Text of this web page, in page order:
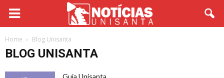
Home Blog Unisanta
BLOG UNISANTA
Guia Unisanta